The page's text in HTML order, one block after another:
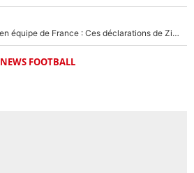
Michael Olise va se régaler en équipe de France : Ces déclarations de Zinedine Zidane qui prouvent qu'il va tout miser sur la star du Bayern Munich !
NEWS FOOTBALL